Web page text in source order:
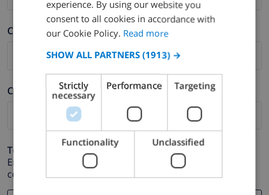
Cognom *
Correu electrònic *
Telèfon *
En cas que la direcció de correu electrònic no funcioni
correctament.
DUTCH
CATALAN
ITALIAN
DANISH
NORWEGIAN
experience. By using our website you
consent to all cookies in accordance with
our Cookie Policy. Read more
SHOW ALL PARTNERS (1913) →
Strictly
necessary
Performance Targeting
Functionality Unclassified